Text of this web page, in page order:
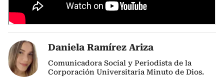
Daniela Ramírez Ariza
Comunicadora Social y Periodista de la
Corporación Universitaria Minuto de Dios.